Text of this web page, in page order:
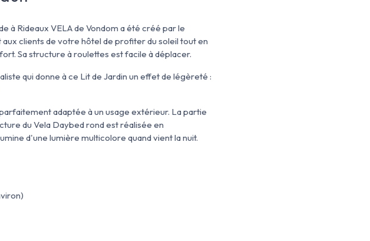
à Rideaux VELA de Vondom a été créé par le
clients de votre hôtel de profiter du soleil tout en
Sa structure à roulettes est facile à déplacer.
qui donne à ce Lit de Jardin un effet de légèreté :
adaptée à un usage extérieur. La partie
du Vela Daybed rond est réalisée en
d'une lumière multicolore quand vient la nuit.